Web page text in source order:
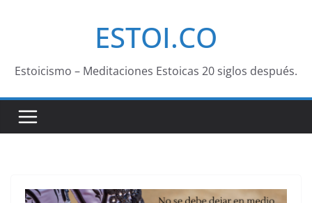
ESTOI.CO
Estoicismo – Meditaciones Estoicas 20 siglos después.